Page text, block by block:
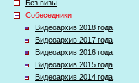
Без визы
Собеседники
Видеоархив 2018 года
Видеоархив 2017 года
Видеоархив 2016 года
Видеоархив 2015 года
Видеоархив 2014 года